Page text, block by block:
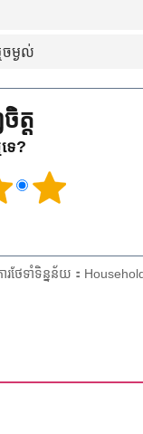
ចម្ងល់
ត្ត
េ?
ារថែទាំទិន្នន័យ：